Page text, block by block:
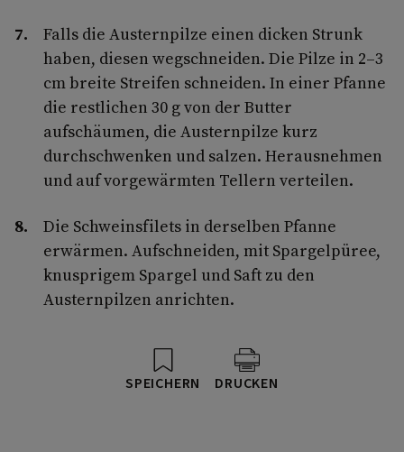
Falls die Austernpilze einen dicken Strunk
haben, diesen wegschneiden. Die Pilze in 2–3
cm breite Streifen schneiden. In einer Pfanne
die restlichen 30 g von der Butter
aufschäumen, die Austernpilze kurz
durchschwenken und salzen. Herausnehmen
und auf vorgewärmten Tellern verteilen.
Die Schweinsfilets in derselben Pfanne
erwärmen. Aufschneiden, mit Spargelpüree,
knusprigem Spargel und Saft zu den
Austernpilzen anrichten.
SPEICHERN DRUCKEN